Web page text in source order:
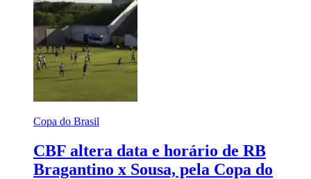
Copa do Brasil
CBF altera data e horário de RB
Bragantino x Sousa, pela Copa do